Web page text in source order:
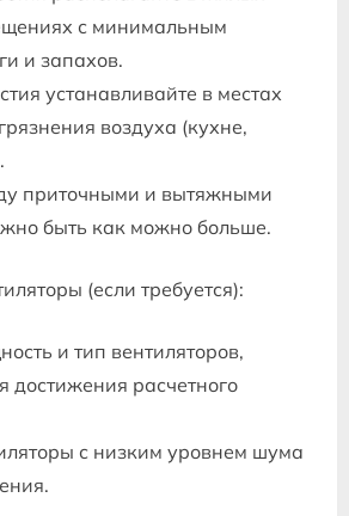
с минимальным
и запахов.
устанавливайте в местах
воздуха (кухне,
приточными и вытяжными
быть как можно больше.
(если требуется):
и тип вентиляторов,
достижения расчетного
с низким уровнем шума